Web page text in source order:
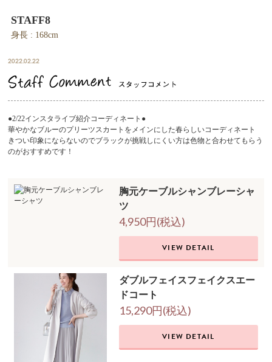
STAFF8
身長 : 168cm
2022.02.22
●2/22インスタライブ紹介コーディネート●
華やかなブルーのプリーツスカートをメインにした春らしいコーディネート
きつい印象にならないのでブラックが挑戦しにくい方は色物と合わせてもらう
のがおすすめです！
胸元ケーブルシャンブレーシャ
ツ
4,950円(税込)
VIEW DETAIL
ダブルフェイスフェイクスエー
ドコート
15,290円(税込)
VIEW DETAIL